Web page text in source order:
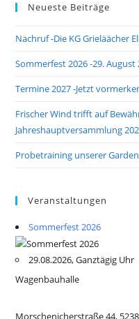
Neueste Beiträge
Nachruf -Die KG Grieläächer
Sommerfest 2026 -29. August
Termine 2027 -Jetzt
Frischer Wind trifft auf
Jahreshauptversammlung
Probetraining unserer Garden
Veranstaltungen
Sommerfest 2026
29.08.2026, Ganztägig Uhr
Wagenbauhalle
Morschenicherstraße 44,